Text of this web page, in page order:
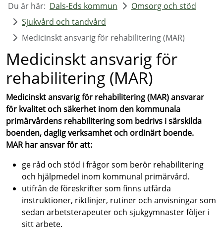
Du är här: Dals-Eds kommun
Omsorg och stöd
Sjukvård och tandvård
Medicinskt ansvarig för rehabilitering (MAR)
Medicinskt ansvarig för
rehabilitering (MAR)
Medicinskt ansvarig för rehabilitering (MAR) ansvarar
för kvalitet och säkerhet inom den kommunala
primärvårdens rehabilitering som bedrivs i särskilda
boenden, daglig verksamhet och ordinärt boende.
MAR har ansvar för att:
ge råd och stöd i frågor som berör rehabilitering
och hjälpmedel inom kommunal primärvård.
utifrån de föreskrifter som finns utfärda
instruktioner, riktlinjer, rutiner och anvisningar som
sedan arbetsterapeuter och sjukgymnaster följer i
sitt arbete.